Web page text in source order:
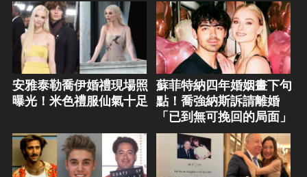
安雅泰勒喬伊婚禮現場照
曝光！米色禮服仙氣十足
蘇菲特納四年婚姻畫下句
點！喬強納斯訴請離婚
「已到無可挽回的局面」